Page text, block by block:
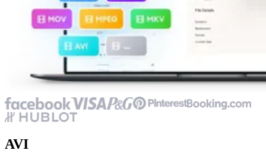
AVI